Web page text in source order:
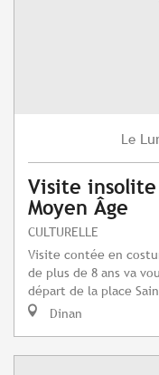
Le
Visite insolite
Moyen Âge
CULTURELLE
Visite contée en
de plus de 8 ans va
départ de la place
Dinan